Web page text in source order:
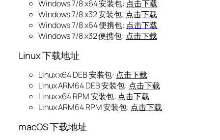
Windows 7/8 x64 安装包: 点击下载
Windows 7/8 x32 安装包: 点击下载
Windows 7/8 x64 便携包: 点击下载
Windows 7/8 x32 便携包: 点击下载
Linux 下载地址
Linux x64 DEB 安装包: 点击下载
Linux ARM64 DEB 安装包: 点击下载
Linux x64 RPM 安装包: 点击下载
Linux ARM64 RPM 安装包: 点击下载
macOS 下载地址